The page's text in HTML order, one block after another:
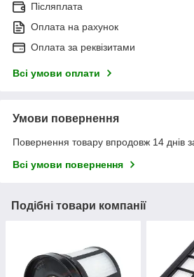
Післяплата
Оплата на рахунок
Оплата за реквізитами
Всі умови оплати
Умови повернення
Повернення товару впродовж 14 днів
Всі умови повернення
Подібні товари компанії